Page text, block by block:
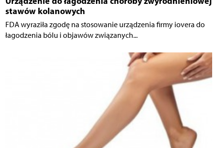
stawów kolanowych
FDA wyraziła zgodę na stosowanie urządzenia firmy iovera do
łagodzenia bólu i objawów związanych...